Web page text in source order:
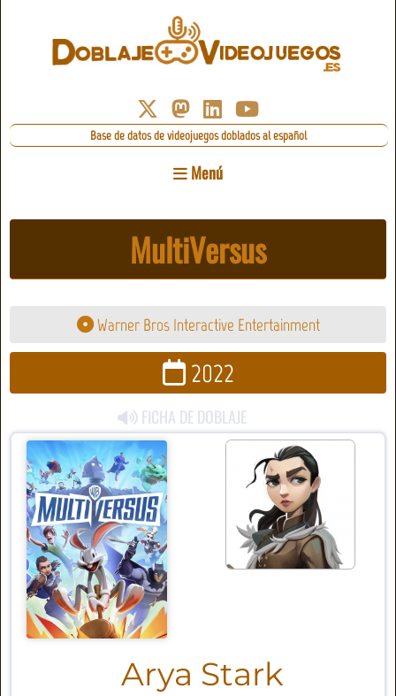
Base de datos de videojuegos doblados al español
Menú
MultiVersus
Warner Bros Interactive Entertainment
2022
FICHA DE DOBLAJE
Arya Stark